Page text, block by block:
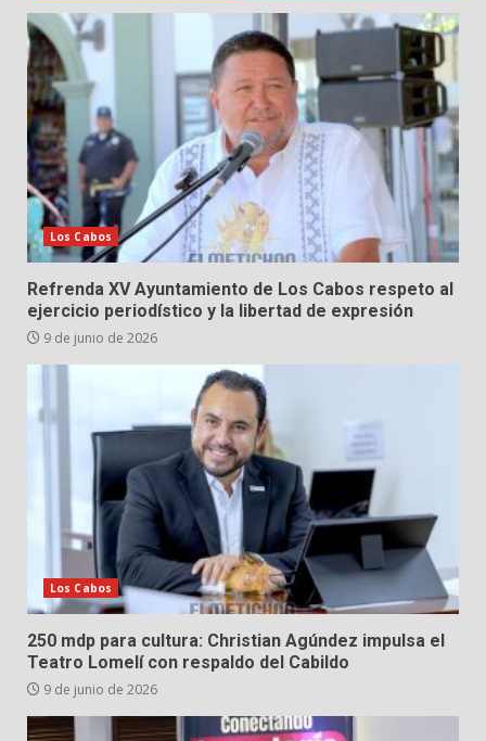
Los Cabos
Refrenda XV Ayuntamiento de Los Cabos respeto al
ejercicio periodístico y la libertad de expresión
9 de junio de 2026
Los Cabos
250 mdp para cultura: Christian Agúndez impulsa el
Teatro Lomelí con respaldo del Cabildo
9 de junio de 2026